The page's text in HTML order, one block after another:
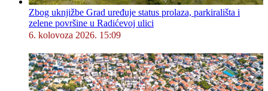
Zbog uknjižbe Grad uređuje status prolaza, parkirališta i
zelene površine u Radićevoj ulici
6. kolovoza 2026. 15:09